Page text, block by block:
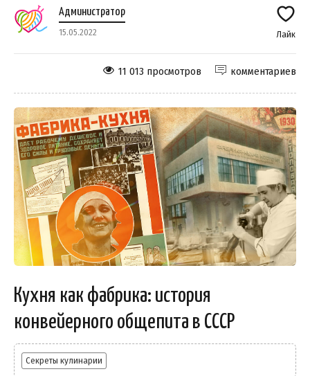
Администратор
15.05.2022 Лайк
комментариев
11 013 просмотров
Кухня как фабрика: история
конвейерного общепита в СССР
Секреты кулинарии